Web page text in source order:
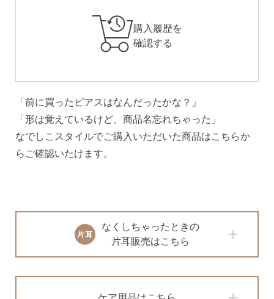
購入履歴を
確認する
「前に買ったピアスはなんだったかな？」
「形は覚えているけど、商品名忘れちゃった」
なでしこスタイルでご購入いただいた商品はこちらか
らご確認いたけます。
なくしちゃったときの
片耳販売はこちら